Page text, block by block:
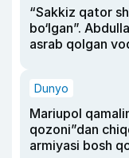
“Sakkiz qator
bo‘lgan”.
asrab qolgan
Dunyo
Mariupol
qozoni”dan
armiyasi bosh